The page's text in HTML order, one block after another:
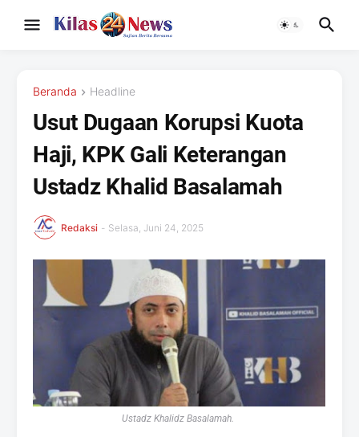
Beranda Headline
Usut Dugaan Korupsi Kuota
Haji, KPK Gali Keterangan
Ustadz Khalid Basalamah
Redaksi - Selasa, Juni 24, 2025
Ustadz Khalidz Basalamah.